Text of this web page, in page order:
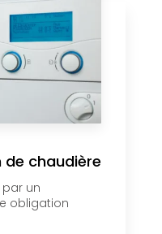
de chaudière
par un
obligation